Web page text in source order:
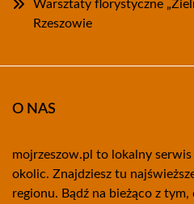
Warsztaty florystyczne
Rzeszowie
O NAS
mojrzeszow.pl to lokalny
okolic. Znajdziesz tu
regionu. Bądź na bieżąco z